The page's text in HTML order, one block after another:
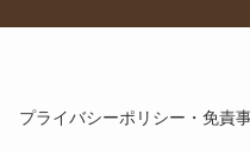
プライバシーポリシー・免責